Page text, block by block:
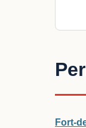
Fort-